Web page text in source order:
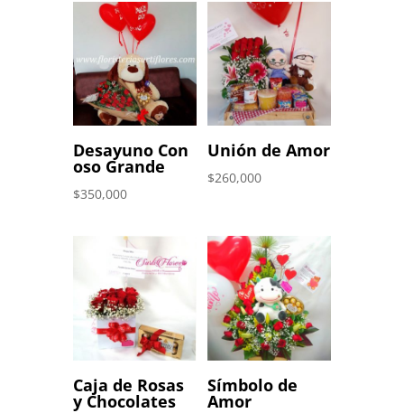
Desayuno Con
oso Grande
$350,000
Unión de Amor
$260,000
Caja de Rosas
y Chocolates
Símbolo de
Amor